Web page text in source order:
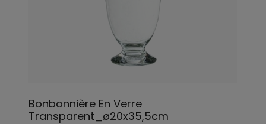
Bonbonnière En Verre
Transparent_ø20x35,5cm